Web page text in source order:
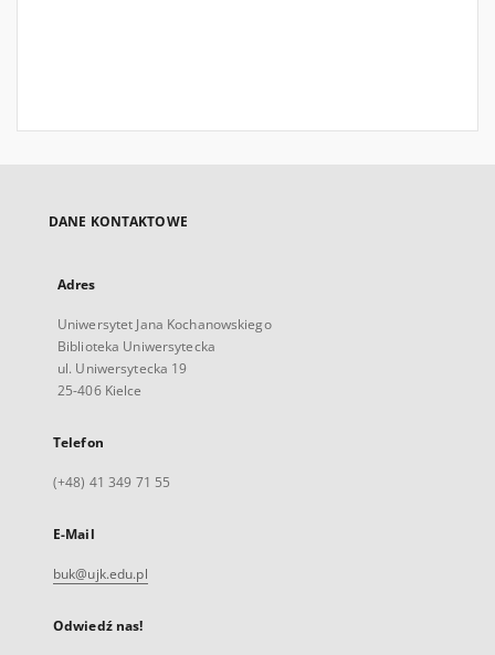
DANE KONTAKTOWE
Adres
Uniwersytet Jana Kochanowskiego
Biblioteka Uniwersytecka
ul. Uniwersytecka 19
25-406 Kielce
Telefon
(+48) 41 349 71 55
E-Mail
buk@ujk.edu.pl
Odwiedź nas!